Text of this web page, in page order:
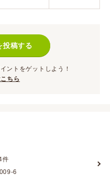
投稿する
ント をゲットしよう！
ちら
件
6